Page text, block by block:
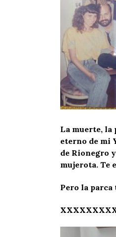
La muerte, la
eterno de mi
de Rionegro
mujerota. Te
Pero la